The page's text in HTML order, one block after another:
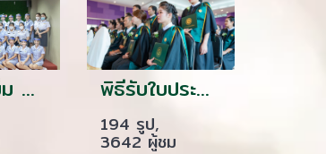
พิธีมอบเข็ม พนักงานผู้ช่วยทางการพยาบาลรุ่นที่ 46 ณ โรงเรียนเดอะแคร์การบริบาล พิธีรับใบประกาศนียบัตร และรับมอบเข็ม ปี 2561
194 รูป,
3642 ผู้ชม